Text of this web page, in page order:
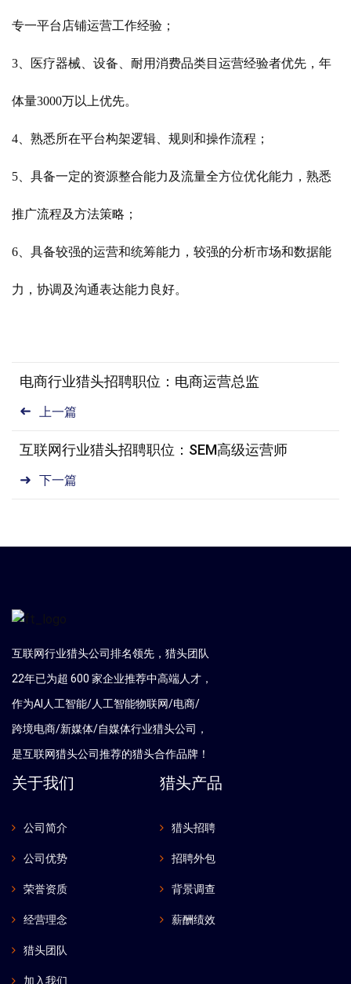
专一平台店铺运营工作经验；
3、医疗器械、设备、耐用消费品类目运营经验者优先，年
体量3000万以上优先。
4、熟悉所在平台构架逻辑、规则和操作流程；
5、具备一定的资源整合能力及流量全方位优化能力，熟悉
推广流程及方法策略；
6、具备较强的运营和统筹能力，较强的分析市场和数据能
力，协调及沟通表达能力良好。
上一篇
电商行业猎头招聘职位：电商运营总监
下一篇
互联网行业猎头招聘职位：SEM高级运营师
互联网行业猎头公司排名领先，猎头团队
22年已为超 600 家企业推荐中高端人才，
作为AI人工智能/人工智能物联网/电商/
跨境电商/新媒体/自媒体行业猎头公司，
是互联网猎头公司推荐的猎头合作品牌！
关于我们
公司简介
公司优势
荣誉资质
经营理念
猎头团队
加入我们
猎头产品
猎头招聘
招聘外包
背景调查
薪酬绩效